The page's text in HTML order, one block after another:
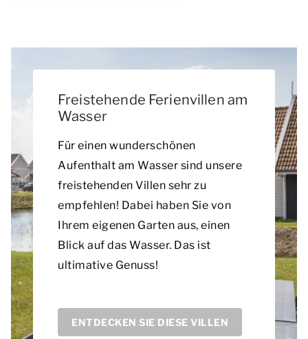
Freistehende Ferienvillen am
Wasser
Für einen wunderschönen
Aufenthalt am Wasser sind unsere
freistehenden Villen sehr zu
empfehlen! Dabei haben Sie von
Ihrem eigenen Garten aus, einen
Blick auf das Wasser. Das ist
ultimative Genuss!
ENTDECKEN SIE DIESE VILLEN